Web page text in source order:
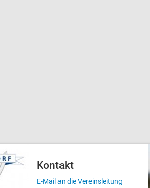
Kontakt
E-Mail an die Vereinsleitung